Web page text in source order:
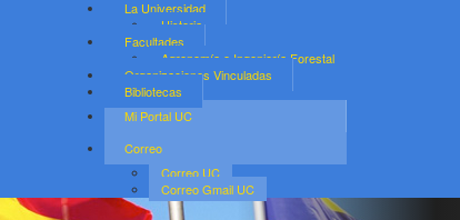
La Universidad
Historia
Facultades
Agronomía e Ingeniería Forestal
Organizaciones Vinculadas
Bibliotecas
Mi Portal UC
Correo
Correo UC
Correo Gmail UC